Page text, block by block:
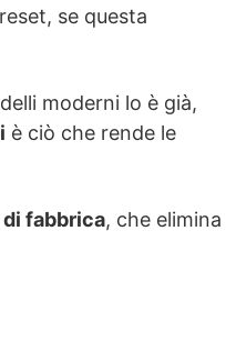
se questa
moderni lo è già,
è ciò che rende le
fabbrica, che elimina